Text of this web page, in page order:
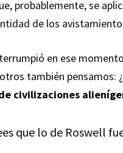
probablemente, se
de los
en ese
también pensamos:
civilizaciones
que lo de Roswell